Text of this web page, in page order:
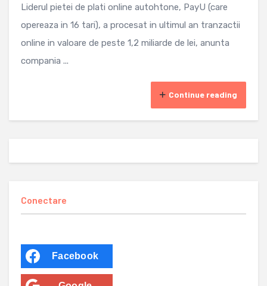
Liderul pietei de plati online autohtone, PayU (care
opereaza in 16 tari), a procesat in ultimul an tranzactii
online in valoare de peste 1,2 miliarde de lei, anunta
compania ...
Continue reading
Conectare
Facebook